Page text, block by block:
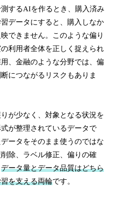
するAIを作るとき、購入済み
データにすると、購入しなか
できません。このような偏り
利用者全体を正しく捉えられ
、金融のような分野では、偏
につながるリスクもありま
が少なく、対象となる状況を
が整理されているデータで
ータをそのまま使うのではな
除、ラベル修正、偏りの確
データ量とデータ品質はどちら
を支える両輪です。